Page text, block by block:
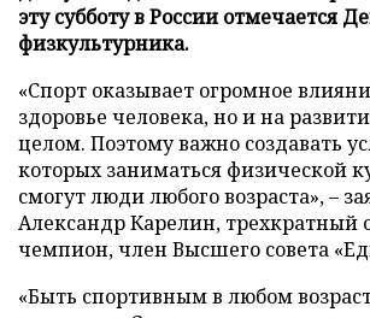
эту субботу в России отмечается
физкультурника.
«Спорт оказывает огромное
здоровье человека, но и на
целом. Поэтому важно создавать
которых заниматься физической
смогут люди любого возраста», –
Александр Карелин,
чемпион, член Высшего совета
«Быть спортивным в любом